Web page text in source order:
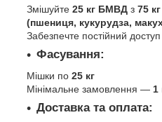
Змішуйте 25 кг БМВД з 75
(пшениця, кукурудза,
Забезпечте постійний доступ
Фасування:
Мішки по 25 кг
Мінімальне замовлення — 1
Доставка та оплата: